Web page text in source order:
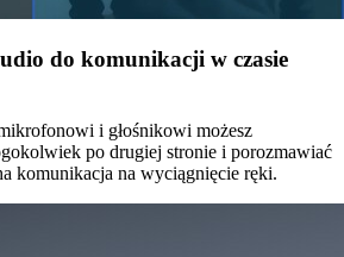
do komunikacji w czasie
i głośnikowi możesz
po drugiej stronie i porozmawiać
komunikacja na wyciągnięcie ręki.